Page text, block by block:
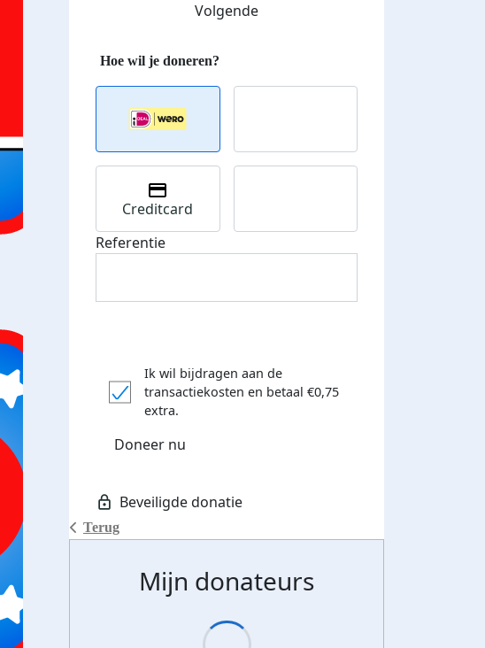
E-mails verstuurd
€500 euro opgehaald: t-shirt
Volgende
Terug
Creditcard
Referentie
Ik wil bijdragen aan de
transactiekosten en betaal €0,75
extra.
Doneer nu
Mijn donateurs